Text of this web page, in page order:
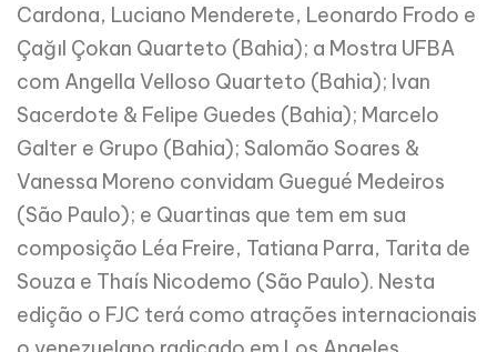
Cardona, Luciano Menderete, Leonardo Frodo e
Çağıl Çokan Quarteto (Bahia); a Mostra UFBA
com Angella Velloso Quarteto (Bahia); Ivan
Sacerdote & Felipe Guedes (Bahia); Marcelo
Galter e Grupo (Bahia); Salomão Soares &
Vanessa Moreno convidam Guegué Medeiros
(São Paulo); e Quartinas que tem em sua
composição Léa Freire, Tatiana Parra, Tarita de
Souza e Thaís Nicodemo (São Paulo). Nesta
edição o FJC terá como atrações internacionais